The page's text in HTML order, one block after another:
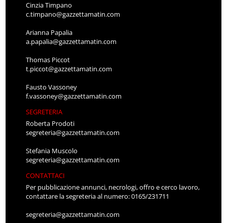
Cinzia Timpano
c.timpano@gazzettamatin.com
Arianna Papalia
a.papalia@gazzettamatin.com
Thomas Piccot
t.piccot@gazzettamatin.com
Fausto Vassoney
f.vassoney@gazzettamatin.com
SEGRETERIA
Roberta Prodoti
segreteria@gazzettamatin.com
Stefania Muscolo
segreteria@gazzettamatin.com
CONTATTACI
Per pubblicazione annunci, necrologi, offro e cerco lavoro,
contattare la segreteria al numero: 0165/231711
segreteria@gazzettamatin.com